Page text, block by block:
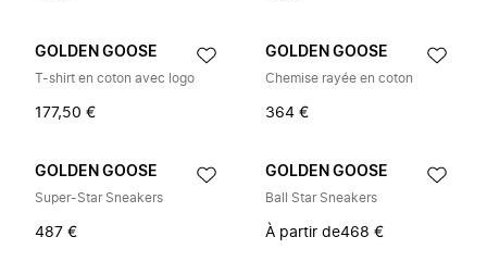
GOLDEN GOOSE
T-shirt en coton avec logo
177,50 €
GOLDEN GOOSE
Chemise rayée en coton
364 €
GOLDEN GOOSE
Super-Star Sneakers
487 €
GOLDEN GOOSE
Ball Star Sneakers
À partir de468 €